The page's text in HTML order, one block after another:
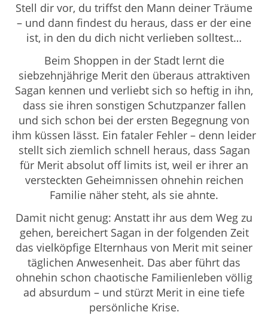
Stell dir vor, du triffst den Mann deiner Träume
– und dann findest du heraus, dass er der eine
ist, in den du dich nicht verlieben solltest…
Beim Shoppen in der Stadt lernt die
siebzehnjährige Merit den überaus attraktiven
Sagan kennen und verliebt sich so heftig in ihn,
dass sie ihren sonstigen Schutzpanzer fallen
und sich schon bei der ersten Begegnung von
ihm küssen lässt. Ein fataler Fehler – denn leider
stellt sich ziemlich schnell heraus, dass Sagan
für Merit absolut off limits ist, weil er ihrer an
versteckten Geheimnissen ohnehin reichen
Familie näher steht, als sie ahnte.
Damit nicht genug: Anstatt ihr aus dem Weg zu
gehen, bereichert Sagan in der folgenden Zeit
das vielköpfige Elternhaus von Merit mit seiner
täglichen Anwesenheit. Das aber führt das
ohnehin schon chaotische Familienleben völlig
ad absurdum – und stürzt Merit in eine tiefe
persönliche Krise.